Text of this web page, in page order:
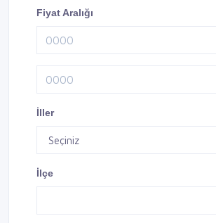
Fiyat Aralığı
İller
İlçe